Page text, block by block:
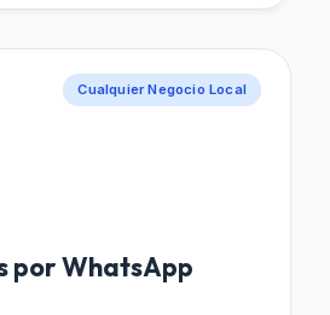
Cualquier Negocio Local
por WhatsApp